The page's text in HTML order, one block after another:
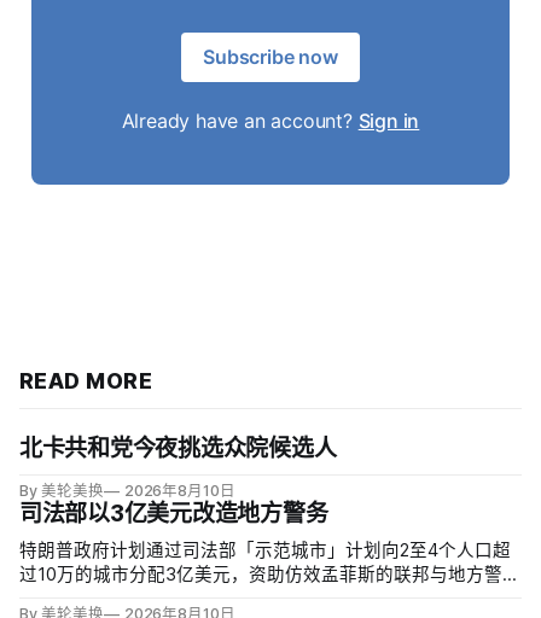
Subscribe now
Already have an account? Sign in
READ MORE
北卡共和党今夜挑选众院候选人
By 美轮美换 2026年8月10日
司法部以3亿美元改造地方警务
特朗普政府计划通过司法部「示范城市」计划向2至4个人口超
过10万的城市分配3亿美元，资助仿效孟菲斯的联邦与地方警力
By 美轮美换 2026年8月10日